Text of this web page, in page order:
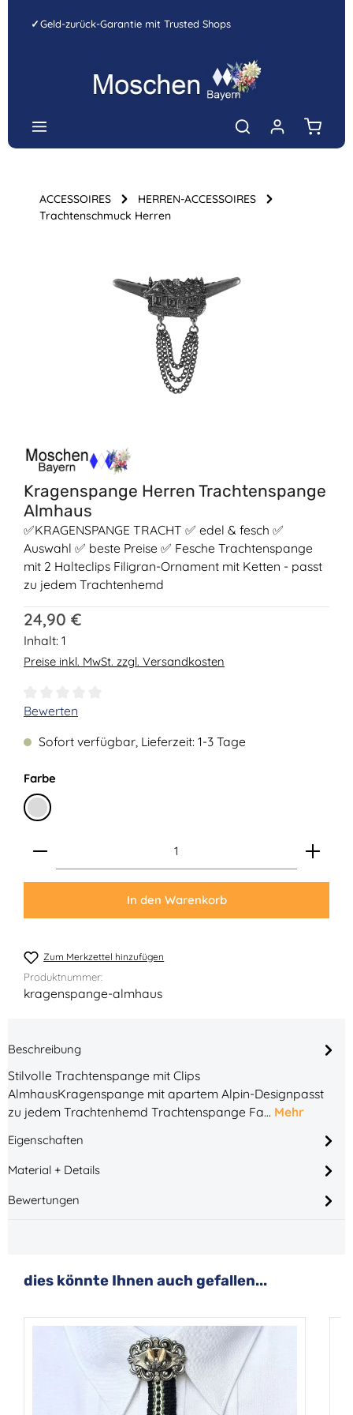
Zum Hauptinhalt springen
✓Geld-zurück-Garantie mit Trusted Shops
ACCESSOIRES
HERREN-ACCESSOIRES
Trachtenschmuck Herren
Kragenspange Herren Trachtenspange
Almhaus
✅KRAGENSPANGE TRACHT ✅ edel & fesch ✅
Auswahl ✅ beste Preise ✅ Fesche Trachtenspange
mit 2 Halteclips Filigran-Ornament mit Ketten - passt
zu jedem Trachtenhemd
Regulärer Preis:
24,90 €
Inhalt: 1
Preise inkl. MwSt. zzgl. Versandkosten
Durchschnittliche Bewertung von 0 von 5 Sternen
Bewerten
Sofort verfügbar, Lieferzeit: 1-3 Tage
Farbeauswählen
Silber
Produkt Anzahl: Gib den gewünschten Wert ein
In den Warenkorb
Zum Merkzettel hinzufügen
Produktnummer:
kragenspange-almhaus
Beschreibung
Stilvolle Trachtenspange mit Clips
AlmhausKragenspange mit apartem Alpin-Designpasst
zu jedem Trachtenhemd Trachtenspange Fa… Mehr
Eigenschaften
Material + Details
Bewertungen
Produktgalerie überspringen
dies könnte Ihnen auch gefallen...